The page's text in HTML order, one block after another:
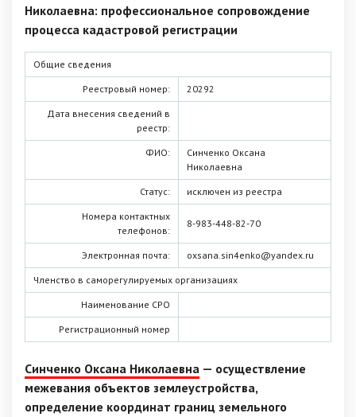
Николаевна: профессиональное сопровождение
процесса кадастровой регистрации
Общие сведения
Реестровый номер: 20292
Дата внесения сведений в
реестр:
ФИО:
Синченко Оксана
Николаевна
Статус: исключен из реестра
Номера контактных
телефонов:
8-983-448-82-70
Электронная почта: oxsana.sin4enko@yandex.ru
Членство в саморегулируемых организациях
Наименование СРО
Регистрационный номер
Синченко Оксана Николаевна — осуществление
межевания объектов землеустройства,
определение координат границ земельного